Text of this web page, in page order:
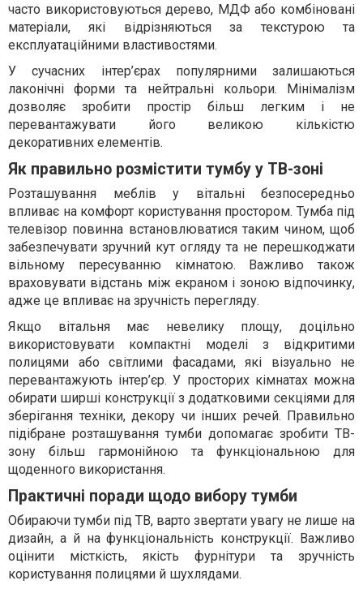
часто використовуються дерево, МДФ або комбіновані
матеріали, які відрізняються за текстурою та
експлуатаційними властивостями.
У сучасних інтер’єрах популярними залишаються
лаконічні форми та нейтральні кольори. Мінімалізм
дозволяє зробити простір більш легким і не
перевантажувати його великою кількістю
декоративних елементів.
Як правильно розмістити тумбу у ТВ-зоні
Розташування меблів у вітальні безпосередньо
впливає на комфорт користування простором. Тумба під
телевізор повинна встановлюватися таким чином, щоб
забезпечувати зручний кут огляду та не перешкоджати
вільному пересуванню кімнатою. Важливо також
враховувати відстань між екраном і зоною відпочинку,
адже це впливає на зручність перегляду.
Якщо вітальня має невелику площу, доцільно
використовувати компактні моделі з відкритими
полицями або світлими фасадами, які візуально не
перевантажують інтер’єр. У просторих кімнатах можна
обирати ширші конструкції з додатковими секціями для
зберігання техніки, декору чи інших речей. Правильно
підібране розташування тумби допомагає зробити ТВ-
зону більш гармонійною та функціональною для
щоденного використання.
Практичні поради щодо вибору тумби
Обираючи тумби під ТВ, варто звертати увагу не лише на
дизайн, а й на функціональність конструкції. Важливо
оцінити місткість, якість фурнітури та зручність
користування полицями й шухлядами.